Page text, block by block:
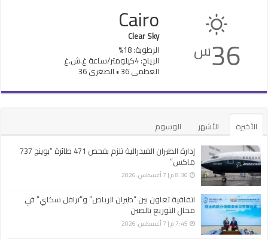
36س
Cairo
Clear Sky
الرطوبة: 18%
الرياح: 4كيلومتر/ساعة غ.ش.غ
العظمى 36 • الصغرى 36
الأخيرة الأشهر
الوسوم
إدارة الطيران الفيدرالية تلزم بفحص 471 طائرة “بوينج 737
ماكس”
8:30 م | 7 أغسطس، 2026
اتفاقية تعاون بين “طيران الرياض” و”ترافل سكاي” في
مجال التوزيع بالصين
7:45 م | 7 أغسطس، 2026